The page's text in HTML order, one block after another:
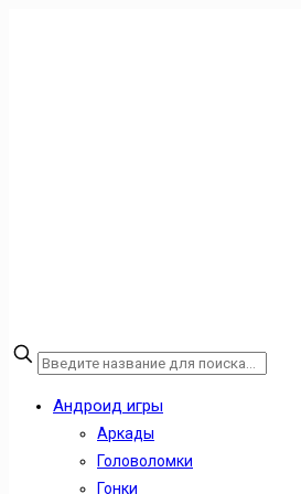
Андроид игры
Аркады
Головоломки
Гонки